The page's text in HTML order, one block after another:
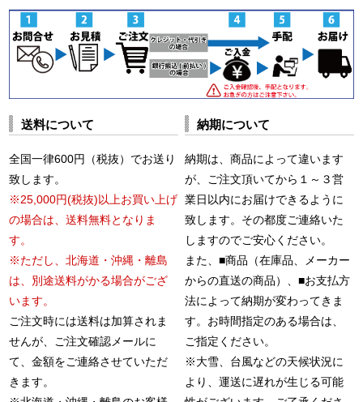
送料について
全国一律600円（税抜）でお送り
致します。
※25,000円(税抜)以上お買い上げ
の場合は、送料無料となりま
す。
※ただし、北海道・沖縄・離島
は、別途送料がかる場合がござ
います。
ご注文時には送料は加算されま
せんが、ご注文確認メールに
て、金額をご連絡させていただ
きます。
納期について
納期は、商品によって違います
が、ご注文頂いてから１～３営
業日以内にお届けできるように
致します。その都度ご連絡いた
しますのでご安心ください。
また、■商品（在庫品、メーカー
からの直送の商品）、■お支払方
法によって納期が変わってきま
す。お時間指定のある場合は、
ご指定ください。
※大雪、台風などの天候状況に
より、運送に遅れが生じる可能